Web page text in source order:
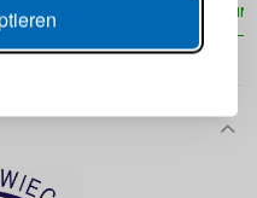
IN DEN WARENKORB IN